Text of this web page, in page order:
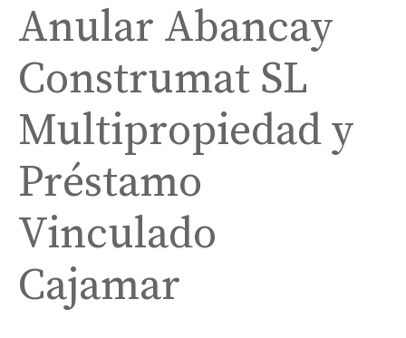
Anular Abancay
Construmat SL
Multipropiedad y
Préstamo
Vinculado
Cajamar